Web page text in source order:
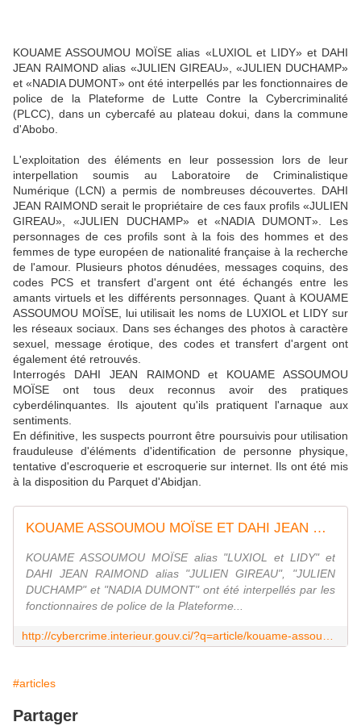
KOUAME ASSOUMOU MOÏSE alias «LUXIOL et LIDY» et DAHI
JEAN RAIMOND alias «JULIEN GIREAU», «JULIEN DUCHAMP»
et «NADIA DUMONT» ont été interpellés par les fonctionnaires de
police de la Plateforme de Lutte Contre la Cybercriminalité
(PLCC), dans un cybercafé au plateau dokui, dans la commune
d'Abobo.
L'exploitation des éléments en leur possession lors de leur
interpellation soumis au Laboratoire de Criminalistique
Numérique (LCN) a permis de nombreuses découvertes. DAHI
JEAN RAIMOND serait le propriétaire de ces faux profils «JULIEN
GIREAU», «JULIEN DUCHAMP» et «NADIA DUMONT». Les
personnages de ces profils sont à la fois des hommes et des
femmes de type européen de nationalité française à la recherche
de l'amour. Plusieurs photos dénudées, messages coquins, des
codes PCS et transfert d'argent ont été échangés entre les
amants virtuels et les différents personnages. Quant à KOUAME
ASSOUMOU MOÏSE, lui utilisait les noms de LUXIOL et LIDY sur
les réseaux sociaux. Dans ses échanges des photos à caractère
sexuel, message érotique, des codes et transfert d'argent ont
également été retrouvés.
Interrogés DAHI JEAN RAIMOND et KOUAME ASSOUMOU
MOÏSE ont tous deux reconnus avoir des pratiques
cyberdélinquantes. Ils ajoutent qu'ils pratiquent l'arnaque aux
sentiments.
En définitive, les suspects pourront être poursuivis pour utilisation
frauduleuse d'éléments d'identification de personne physique,
tentative d'escroquerie et escroquerie sur internet. Ils ont été mis
à la disposition du Parquet d'Abidjan.
KOUAME ASSOUMOU MOÏSE ET DAHI JEAN RAIMOND MIS AUX ARRÊTS | Plateforme de Lutte Contre la Cybercriminalité
KOUAME ASSOUMOU MOÏSE alias "LUXIOL et LIDY" et
DAHI JEAN RAIMOND alias "JULIEN GIREAU", "JULIEN
DUCHAMP" et "NADIA DUMONT" ont été interpellés par les
fonctionnaires de police de la Plateforme...
#articles
Partager